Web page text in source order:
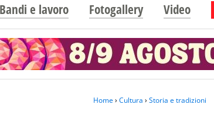
Bandi e lavoro Fotogallery Video
Home› Cultura › Storia e tradizioni